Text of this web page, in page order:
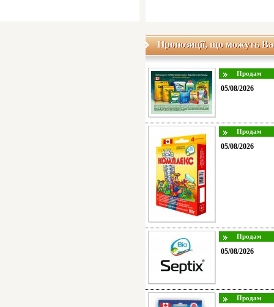
Пропозиції, що можуть
05/08/2026
05/08/2026
05/08/2026